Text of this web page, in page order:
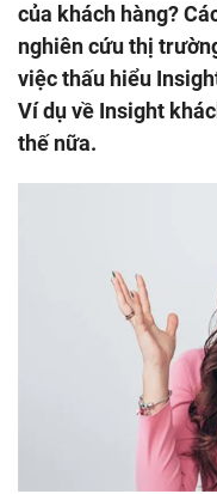
của khách hàng?
nghiên cứu thị
việc thấu hiểu
Ví dụ về Insight
thế nữa.